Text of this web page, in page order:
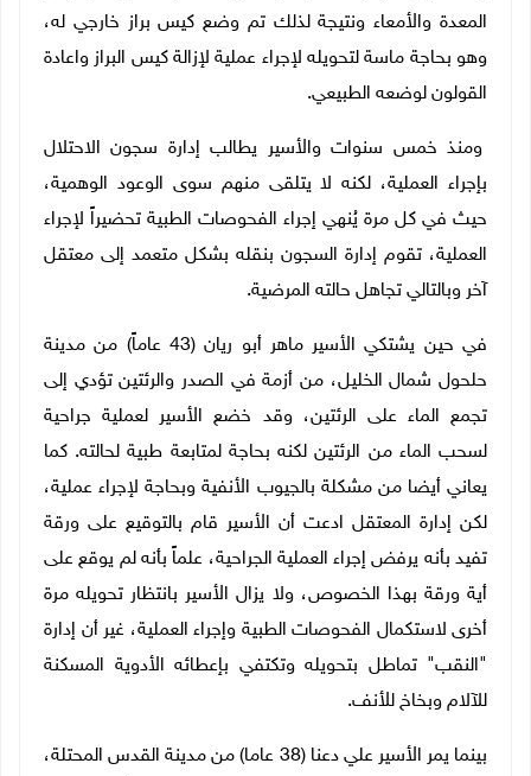
المعدة والأمعاء ونتيجة لذلك تم وضع كيس براز خارجي له،
وهو بحاجة ماسة لتحويله لإجراء عملية لإزالة كيس البراز واعادة
القولون لوضعه الطبيعي.
ومنذ خمس سنوات والأسير يطالب إدارة سجون الاحتلال
بإجراء العملية، لكنه لا يتلقى منهم سوى الوعود الوهمية،
حيث في كل مرة يُنهي إجراء الفحوصات الطبية تحضيراً لإجراء
العملية، تقوم إدارة السجون بنقله بشكل متعمد إلى معتقل
آخر وبالتالي تجاهل حالته المرضية.
في حين يشتكي الأسير ماهر أبو ريان (43 عاماً) من مدينة
حلحول شمال الخليل، من أزمة في الصدر والرئتين تؤدي إلى
تجمع الماء على الرئتين، وقد خضع الأسير لعملية جراحية
لسحب الماء من الرئتين لكنه بحاجة لمتابعة طبية لحالته. كما
يعاني أيضا من مشكلة بالجيوب الأنفية وبحاجة لإجراء عملية،
لكن إدارة المعتقل ادعت أن الأسير قام بالتوقيع على ورقة
تفيد بأنه يرفض إجراء العملية الجراحية، علماً بأنه لم يوقع على
أية ورقة بهذا الخصوص، ولا يزال الأسير بانتظار تحويله مرة
أخرى لاستكمال الفحوصات الطبية وإجراء العملية، غير أن إدارة
"النقب" تماطل بتحويله وتكتفي بإعطائه الأدوية المسكنة
للآلام وبخاخ للأنف.
بينما يمر الأسير علي دعنا (38 عاما) من مدينة القدس المحتلة،